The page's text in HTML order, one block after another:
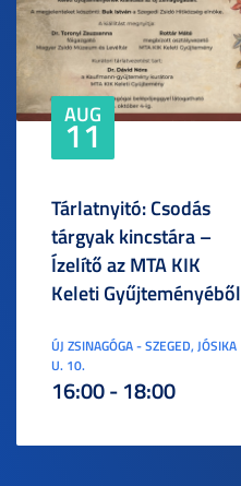
AUG
11
Tárlatnyitó: Csodás
tárgyak kincstára –
Ízelítő az MTA KIK
Keleti Gyűjteményéből
ÚJ ZSINAGÓGA - SZEGED, JÓSIKA
U. 10.
16:00 - 18:00